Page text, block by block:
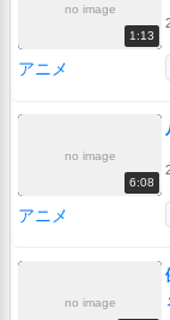
no image
1:13
アニメ
no image
6:08
アニメ
no image